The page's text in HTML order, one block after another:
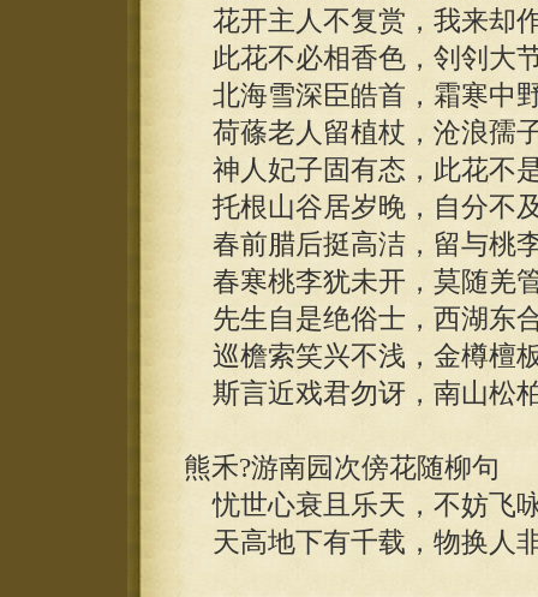
花开主人不复赏，我来却
此花不必相香色，刢刢大
北海雪深臣皓首，霜寒中
荷蓧老人留植杖，沧浪孺
神人妃子固有态，此花不
托根山谷居岁晚，自分不
春前腊后挺高洁，留与桃
春寒桃李犹未开，莫随羌
先生自是绝俗士，西湖东
巡檐索笑兴不浅，金樽檀
斯言近戏君勿讶，南山松
熊禾?游南园次傍花随柳句
忧世心衰且乐天，不妨飞
天高地下有千载，物换人